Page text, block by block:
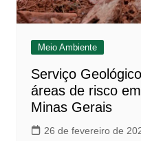
Meio Ambiente
Serviço
áreas de risco
Minas Gerais
26 de fevereiro de